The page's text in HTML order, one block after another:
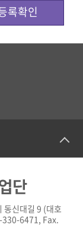
록확인
신대길 9 (대호
330-6471, Fax.